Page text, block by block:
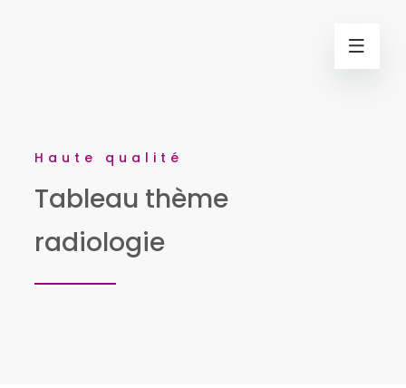
Haute qualité
Tableau thème
radiologie